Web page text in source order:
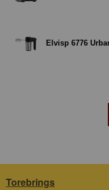
Elvisp 6776
Torebrings